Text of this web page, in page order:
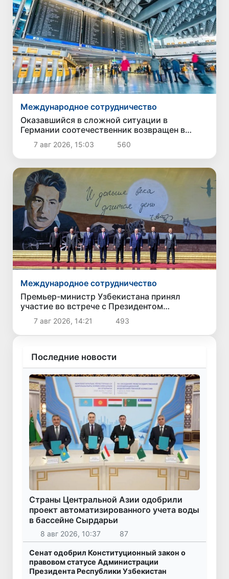
Международное сотрудничество
Оказавшийся в сложной ситуации в
Германии соотечественник возвращен в
Узбекистан
7 авг 2026, 15:03 560
Международное сотрудничество
Премьер-министр Узбекистана принял
участие во встрече с Президентом
Кыргызстана в рамках мероприятий ЕАЭС
7 авг 2026, 14:21 493
Последние новости
Страны Центральной Азии одобрили
проект автоматизированного учета воды
в бассейне Сырдарьи
8 авг 2026, 10:37 87
Сенат одобрил Конституционный закон о
правовом статусе Администрации
Президента Республики Узбекистан